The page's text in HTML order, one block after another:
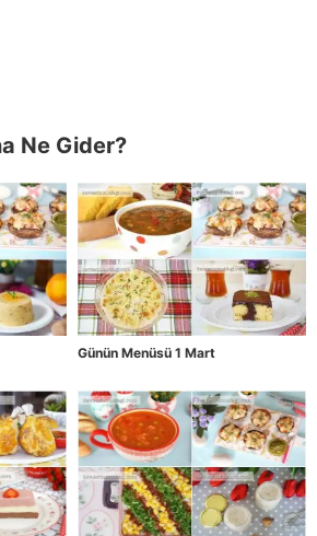
Ne Gider?
Günün Menüsü 1 Mart